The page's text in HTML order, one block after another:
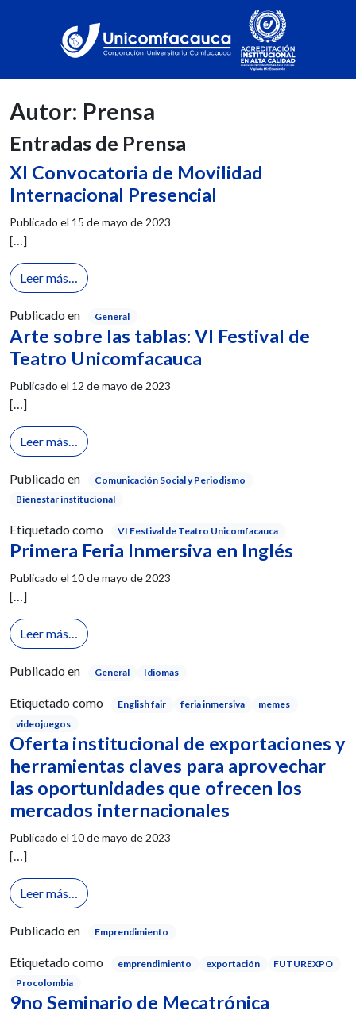
Autor: Prensa
Entradas de Prensa
XI Convocatoria de Movilidad
Internacional Presencial
Publicado el 15 de mayo de 2023
[…]
Leer más… from XI Convocatoria de Movilidad Internacional
Publicado en General
Arte sobre las tablas: VI Festival de
Teatro Unicomfacauca
Publicado el 12 de mayo de 2023
[…]
Leer más… from Arte sobre las tablas: VI Festival de Teatro
Publicado en
Comunicación Social y Periodismo
Bienestar institucional
Etiquetado como VI Festival de Teatro Unicomfacauca
Primera Feria Inmersiva en Inglés
Publicado el 10 de mayo de 2023
[…]
Leer más… from Primera Feria Inmersiva en Inglés
Publicado en General Idiomas
Etiquetado como English fair feria inmersiva
memes
videojuegos
Oferta institucional de exportaciones y
herramientas claves para aprovechar
las oportunidades que ofrecen los
mercados internacionales
Publicado el 10 de mayo de 2023
[…]
Leer más… from Oferta institucional de exportaciones y
Publicado en Emprendimiento
Etiquetado como emprendimiento exportación
FUTUREXPO
Procolombia
9no Seminario de Mecatrónica